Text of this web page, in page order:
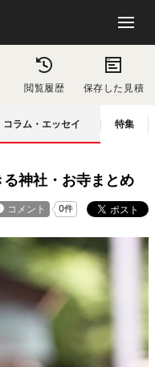
閲覧履歴 保存した見積
コラム・エッセイ 特集
神社・お寺まとめ